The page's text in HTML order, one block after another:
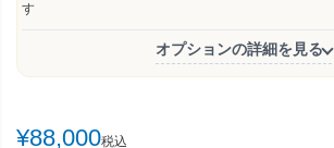
す
オプションの詳細を見る
¥88,000税込